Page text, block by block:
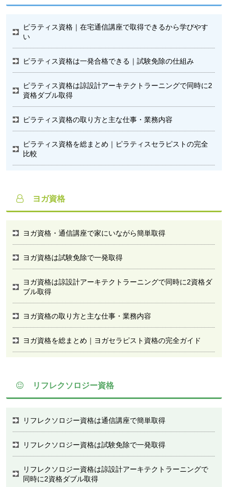
ピラティス資格｜在宅通信講座で取得できるから学びやす
い
ピラティス資格は一発合格できる｜試験免除の仕組み
ピラティス資格は諒設計アーキテクトラーニングで同時に2
資格ダブル取得
ピラティス資格の取り方と主な仕事・業務内容
ピラティス資格を総まとめ｜ピラティスセラピストの完全
比較
ヨガ資格
ヨガ資格・通信講座で家にいながら簡単取得
ヨガ資格は試験免除で一発取得
ヨガ資格は諒設計アーキテクトラーニングで同時に2資格ダ
ブル取得
ヨガ資格の取り方と主な仕事・業務内容
ヨガ資格を総まとめ｜ヨガセラピスト資格の完全ガイド
リフレクソロジー資格
リフレクソロジー資格は通信講座で簡単取得
リフレクソロジー資格は試験免除で一発取得
リフレクソロジー資格は諒設計アーキテクトラーニングで
同時に2資格ダブル取得